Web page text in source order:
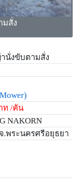
มสั่ง
นั่งขับตามสั่ง
ท /คัน
NAKORN
.พระนครศรีอยุธยา